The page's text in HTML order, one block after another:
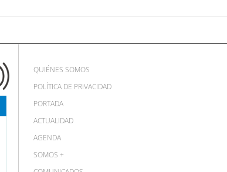
QUIÉNES SOMOS
POLÍTICA DE PRIVACIDAD
PORTADA
ACTUALIDAD
AGENDA
SOMOS +